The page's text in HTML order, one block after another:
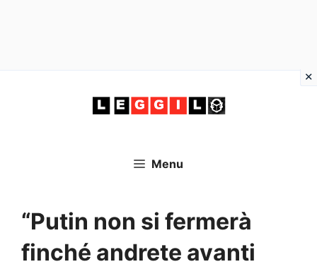
Menu
“Putin non si fermerà
finché andrete avanti